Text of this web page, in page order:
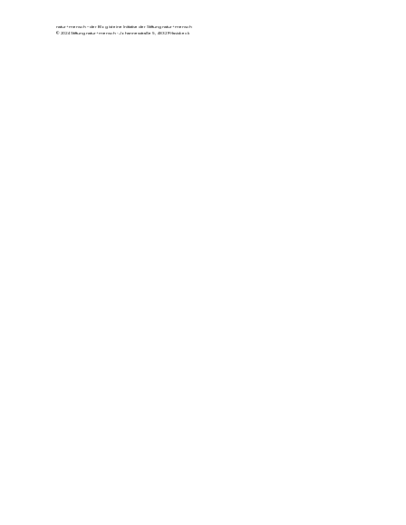
natur+mensch – der Blog ist eine Initiative der Stiftung natur+mensch
© 2024 Stiftung natur+mensch - Johannesstraße 5, 48329 Havixbeck